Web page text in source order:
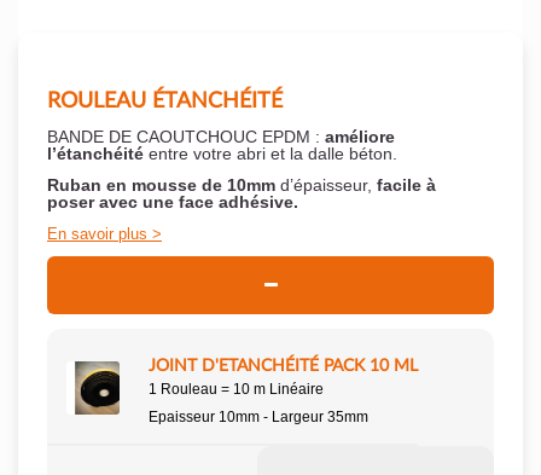
ROULEAU ÉTANCHÉITÉ
BANDE DE CAOUTCHOUC EPDM : améliore
l’étanchéité entre votre abri et la dalle béton.
Ruban en mousse de 10mm d’épaisseur, facile à
poser avec une face adhésive.
En savoir plus
JOINT D'ETANCHÉITÉ PACK 10 ML
1 Rouleau = 10 m Linéaire
Epaisseur 10mm - Largeur 35mm